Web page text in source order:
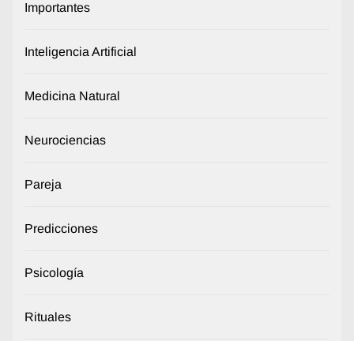
Importantes
Inteligencia Artificial
Medicina Natural
Neurociencias
Pareja
Predicciones
Psicología
Rituales